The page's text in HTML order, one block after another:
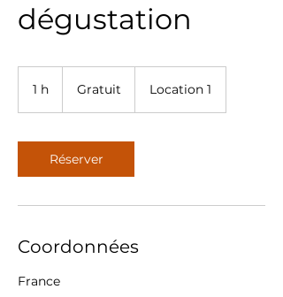
dégustation
1 h Gratuit Location 1
Réserver
Coordonnées
France